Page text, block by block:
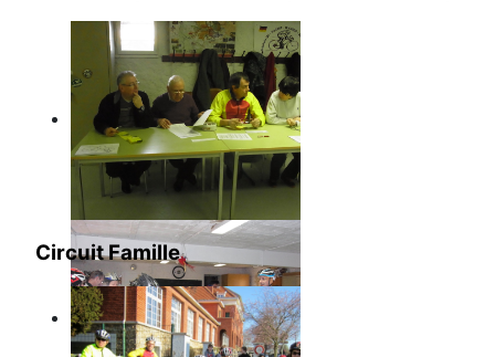
Circuit Famille